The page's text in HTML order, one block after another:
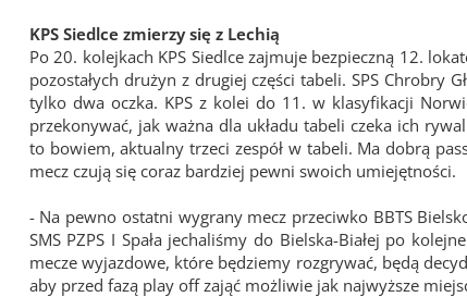
KPS Siedlce zmierzy się z Lechią
Po 20. kolejkach KPS Siedlce zajmuje bezpieczną 12.
pozostałych drużyn z drugiej części tabeli. SPS Chrobry
tylko dwa oczka. KPS z kolei do 11. w klasyfikacji
przekonywać, jak ważna dla układu tabeli czeka ich
to bowiem, aktualny trzeci zespół w tabeli. Ma dobrą
mecz czują się coraz bardziej pewni swoich umiejętności.
- Na pewno ostatni wygrany mecz przeciwko BBTS
SMS PZPS I Spała jechaliśmy do Bielska-Białej po
mecze wyjazdowe, które będziemy rozgrywać, będą
aby przed fazą play off zająć możliwie jak najwyższe